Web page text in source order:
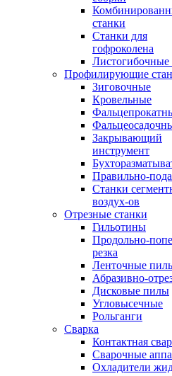
станки
Станки для
гофроколена
Листогибочные
Профилирующие
Зиговочные
Кровельные
Закрывающий
инструмент
Правильно-
Станки
воздух-ов
Отрезные станки
Гильотины
Продольно-
резка
Ленточные
Абразивно-
Дисковые пилы
Угловысечные
Рольганги
Сварка
Контактная
Сварочные
Охладители